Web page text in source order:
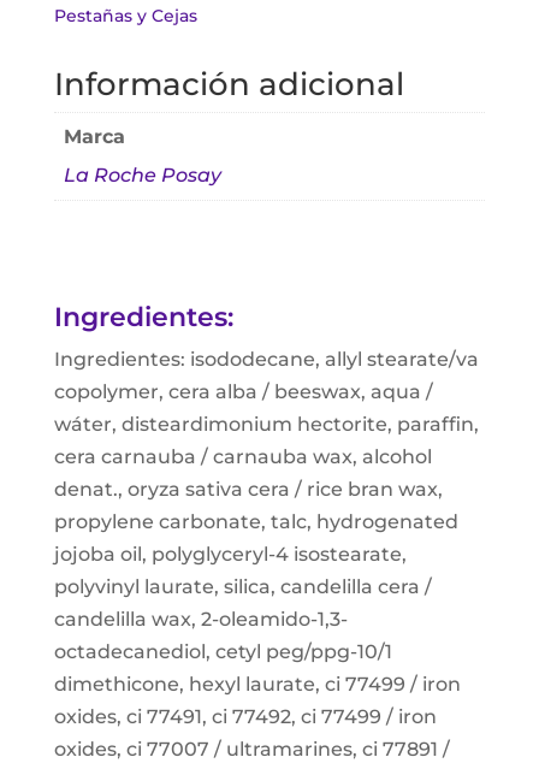
Pestañas y Cejas
Información adicional
Marca
La Roche Posay
Ingredientes:
Ingredientes: isododecane, allyl stearate/va
copolymer, cera alba / beeswax, aqua /
wáter, disteardimonium hectorite, paraffin,
cera carnauba / carnauba wax, alcohol
denat., oryza sativa cera / rice bran wax,
propylene carbonate, talc, hydrogenated
jojoba oil, polyglyceryl-4 isostearate,
polyvinyl laurate, silica, candelilla cera /
candelilla wax, 2-oleamido-1,3-
octadecanediol, cetyl peg/ppg-10/1
dimethicone, hexyl laurate, ci 77499 / iron
oxides, ci 77491, ci 77492, ci 77499 / iron
oxides, ci 77007 / ultramarines, ci 77891 /